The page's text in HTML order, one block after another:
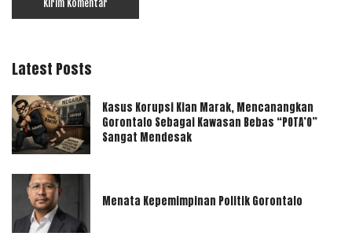
Latest Posts
Kasus Korupsi Kian Marak, Mencanangkan
Gorontalo Sebagai Kawasan Bebas “POTA’O”
Sangat Mendesak
Menata Kepemimpinan Politik Gorontalo